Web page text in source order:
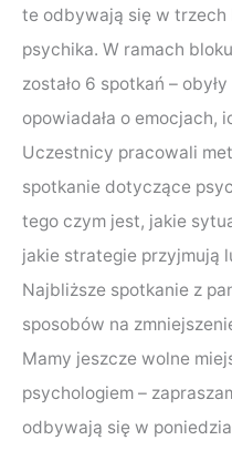
te odbywają się w trzech
psychika. W ramach
zostało 6 spotkań –
opowiadała o emocjach,
Uczestnicy pracowali
spotkanie dotyczące
tego czym jest, jakie
jakie strategie przyjmują
Najbliższe spotkanie z
sposobów na
Mamy jeszcze wolne
psychologiem –
odbywają się w